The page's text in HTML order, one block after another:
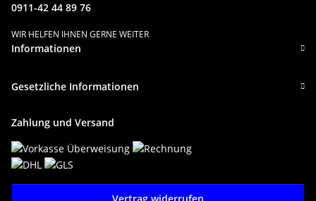
0911-42 44 89 76
WIR HELFEN IHNEN GERNE WEITER
Informationen
Gesetzliche Informationen
Zahlung und Versand
Vertrag widerrufen